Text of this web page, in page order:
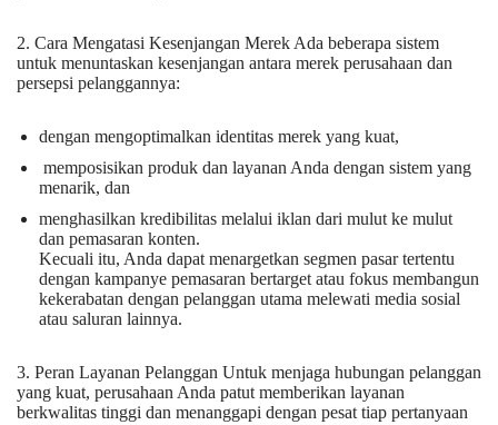
2. Cara Mengatasi Kesenjangan Merek Ada beberapa sistem
untuk menuntaskan kesenjangan antara merek perusahaan dan
persepsi pelanggannya:
dengan mengoptimalkan identitas merek yang kuat,
memposisikan produk dan layanan Anda dengan sistem yang
menarik, dan
menghasilkan kredibilitas melalui iklan dari mulut ke mulut
dan pemasaran konten.
Kecuali itu, Anda dapat menargetkan segmen pasar tertentu
dengan kampanye pemasaran bertarget atau fokus membangun
kekerabatan dengan pelanggan utama melewati media sosial
atau saluran lainnya.
3. Peran Layanan Pelanggan Untuk menjaga hubungan pelanggan
yang kuat, perusahaan Anda patut memberikan layanan
berkwalitas tinggi dan menanggapi dengan pesat tiap pertanyaan